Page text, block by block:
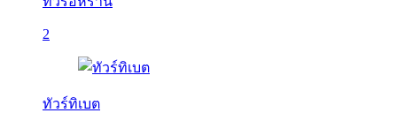
2
ทัวร์ทิเบต